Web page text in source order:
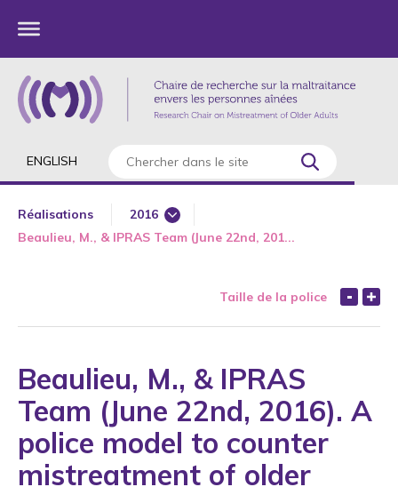
ENGLISH
Réalisations
2016
1985
1991
1992
1994
Beaulieu, M., & IPRAS Team (June 22nd, 201...
Taille de la police
Beaulieu, M., & IPRAS
Team (June 22nd, 2016). A
police model to counter
mistreatment of older